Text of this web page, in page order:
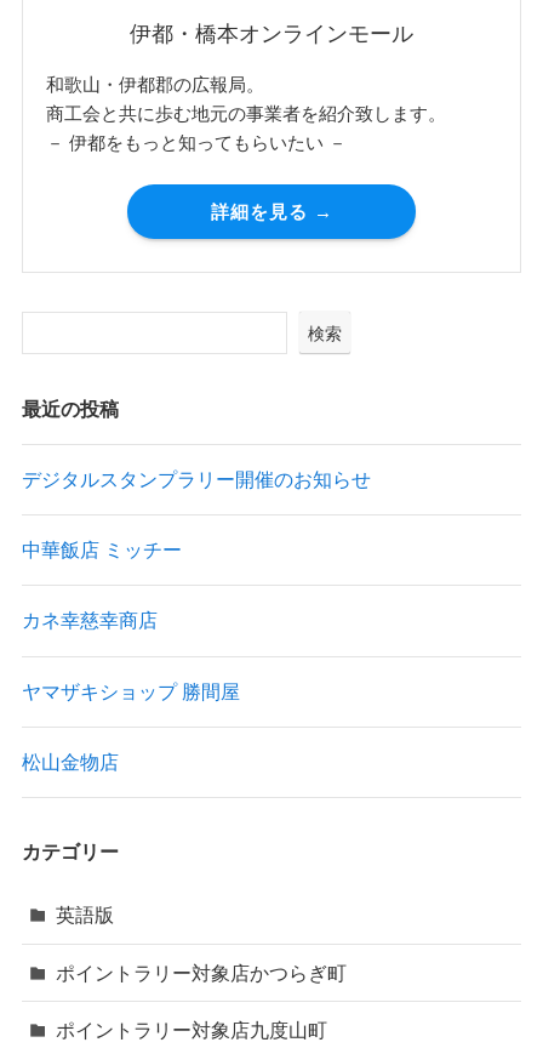
伊都・橋本オンラインモール
和歌山・伊都郡の広報局。
商工会と共に歩む地元の事業者を紹介致します。
－ 伊都をもっと知ってもらいたい －
詳細を見る →
検索
最近の投稿
デジタルスタンプラリー開催のお知らせ
中華飯店 ミッチー
カネ幸慈幸商店
ヤマザキショップ 勝間屋
松山金物店
カテゴリー
英語版
ポイントラリー対象店かつらぎ町
ポイントラリー対象店九度山町